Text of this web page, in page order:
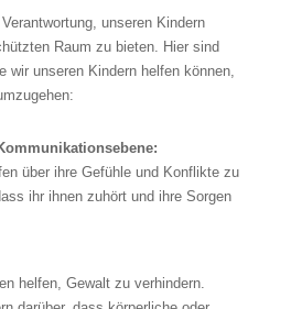
unseren Kindern
Raum zu bieten. Hier sind
wir unseren Kindern helfen können,
über ihre Gefühle und Konflikte zu
ihr ihnen zuhört und ihre Sorgen
helfen, Gewalt zu verhindern.